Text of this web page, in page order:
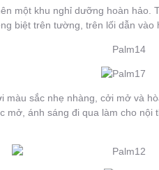
một khu nghỉ dưỡng hoàn
biệt trên tường, trên lối dẫn
màu sắc nhẹ nhàng, cởi mở và
mở, ánh sáng đi qua làm cho